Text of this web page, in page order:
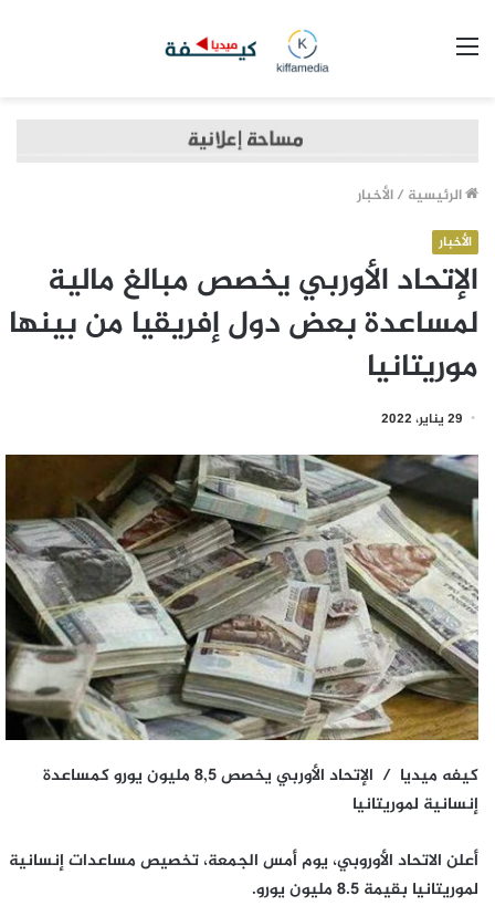
الرئيسية /الأخبار
الأخبار
الإتحاد الأوربي يخصص مبالغ مالية
لمساعدة بعض دول إفريقيا من بينها
موريتانيا
29 يناير، 2022
كيفه ميديا / الإتحاد الأوربي يخصص 8,5 مليون يورو كمساعدة
إنسانية لموريتانيا
أعلن الاتحاد الأوروبي، يوم أمس الجمعة، تخصيص مساعدات إنسانية
لموريتانيا بقيمة 8.5 مليون يورو.